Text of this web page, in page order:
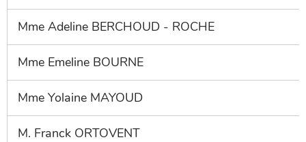
Mme Adeline BERCHOUD - ROCHE
Mme Emeline BOURNE
Mme Yolaine MAYOUD
M. Franck ORTOVENT